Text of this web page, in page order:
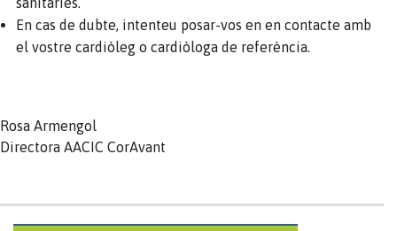
En cas de dubte, intenteu posar-vos en en contacte amb
el vostre cardiòleg o cardiòloga de referència.
Rosa Armengol
Directora AACIC CorAvant